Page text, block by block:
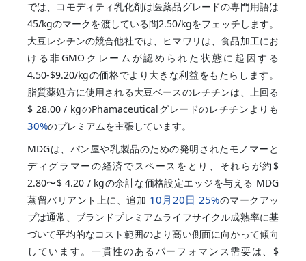
では、コモディティ乳化剤は医薬品グレードの専門用語は
45/kgのマークを渡している間2.50/kgをフェッチします。
大豆レシチンの競合他社では、ヒマワリは、食品加工にお
ける非GMOクレームが認められた状態に起因する
4.50-$9.20/kgの価格でより大きな利益をもたらします。
脂質薬処方に使用される大豆ベースのレチチンは、上回る
$ 28.00 / kgのPhamaceuticalグレードのレチチンよりも
30%のプレミアムを主張しています。
MDGは、パン屋や乳製品のための発明されたモノマーと
ディグラマーの経済でスペースをとり、それらが約$
2.80〜$ 4.20 / kgの余計な価格設定エッジを与える MDG
蒸留バリアント上に、追加 10月20日 25%のマークアッ
プは通常、ブランドプレミアムライフサイクル成熟率に基
づいて平均的なコスト範囲のより高い側面に向かって傾向
しています。一貫性のあるパーフォマンス需要は、$